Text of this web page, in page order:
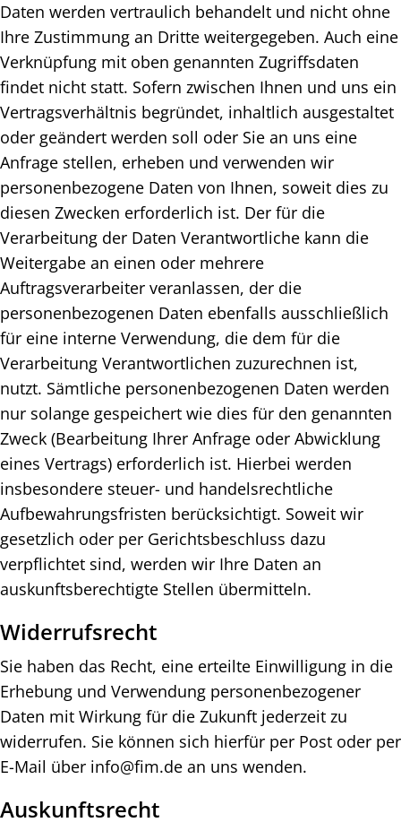
Daten werden vertraulich behandelt und nicht ohne
Ihre Zustimmung an Dritte weitergegeben. Auch eine
Verknüpfung mit oben genannten Zugriffsdaten
findet nicht statt. Sofern zwischen Ihnen und uns ein
Vertragsverhältnis begründet, inhaltlich ausgestaltet
oder geändert werden soll oder Sie an uns eine
Anfrage stellen, erheben und verwenden wir
personenbezogene Daten von Ihnen, soweit dies zu
diesen Zwecken erforderlich ist. Der für die
Verarbeitung der Daten Verantwortliche kann die
Weitergabe an einen oder mehrere
Auftragsverarbeiter veranlassen, der die
personenbezogenen Daten ebenfalls ausschließlich
für eine interne Verwendung, die dem für die
Verarbeitung Verantwortlichen zuzurechnen ist,
nutzt. Sämtliche personenbezogenen Daten werden
nur solange gespeichert wie dies für den genannten
Zweck (Bearbeitung Ihrer Anfrage oder Abwicklung
eines Vertrags) erforderlich ist. Hierbei werden
insbesondere steuer- und handelsrechtliche
Aufbewahrungsfristen berücksichtigt. Soweit wir
gesetzlich oder per Gerichtsbeschluss dazu
verpflichtet sind, werden wir Ihre Daten an
auskunftsberechtigte Stellen übermitteln.
Widerrufsrecht
Sie haben das Recht, eine erteilte Einwilligung in die
Erhebung und Verwendung personenbezogener
Daten mit Wirkung für die Zukunft jederzeit zu
widerrufen. Sie können sich hierfür per Post oder per
E-Mail über info@fim.de an uns wenden.
Auskunftsrecht